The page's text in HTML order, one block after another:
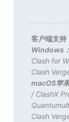
客户端支持
Windows：
Clash for
Clash
macOS苹
/ ClashX
Clash